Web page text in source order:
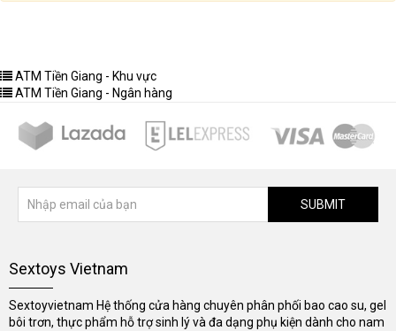
ATM Tiền Giang - Khu vực
ATM Tiền Giang - Ngân hàng
SUBMIT
Sextoys Vietnam
Sextoyvietnam Hệ thống cửa hàng chuyên phân phối bao cao su, gel
bôi trơn, thực phẩm hỗ trợ sinh lý và đa dạng phụ kiện dành cho nam